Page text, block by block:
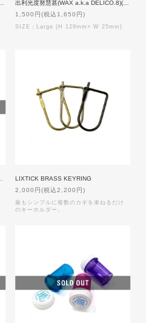
1,500円(税込1,650円)
SIZE：Large (H 129mm× W 25mm)
LIXTICK BRASS KEYRING
2,000円(税込2,200円)
最もシンプルに複数のカギを束ねるだけ
のキーホルダー。